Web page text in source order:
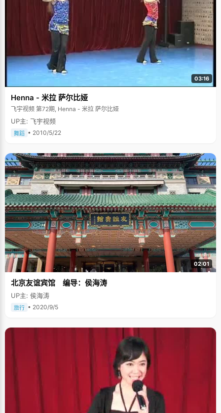
03:16
Henna - 米拉 萨尔比娅
飞宇视频 第72期, Henna - 米拉 萨尔比娅
UP主: 飞宇视频
舞蹈 • 2010/5/22
02:01
北京友谊宾馆 编导：侯海涛
UP主: 侯海涛
旅行 • 2020/9/5